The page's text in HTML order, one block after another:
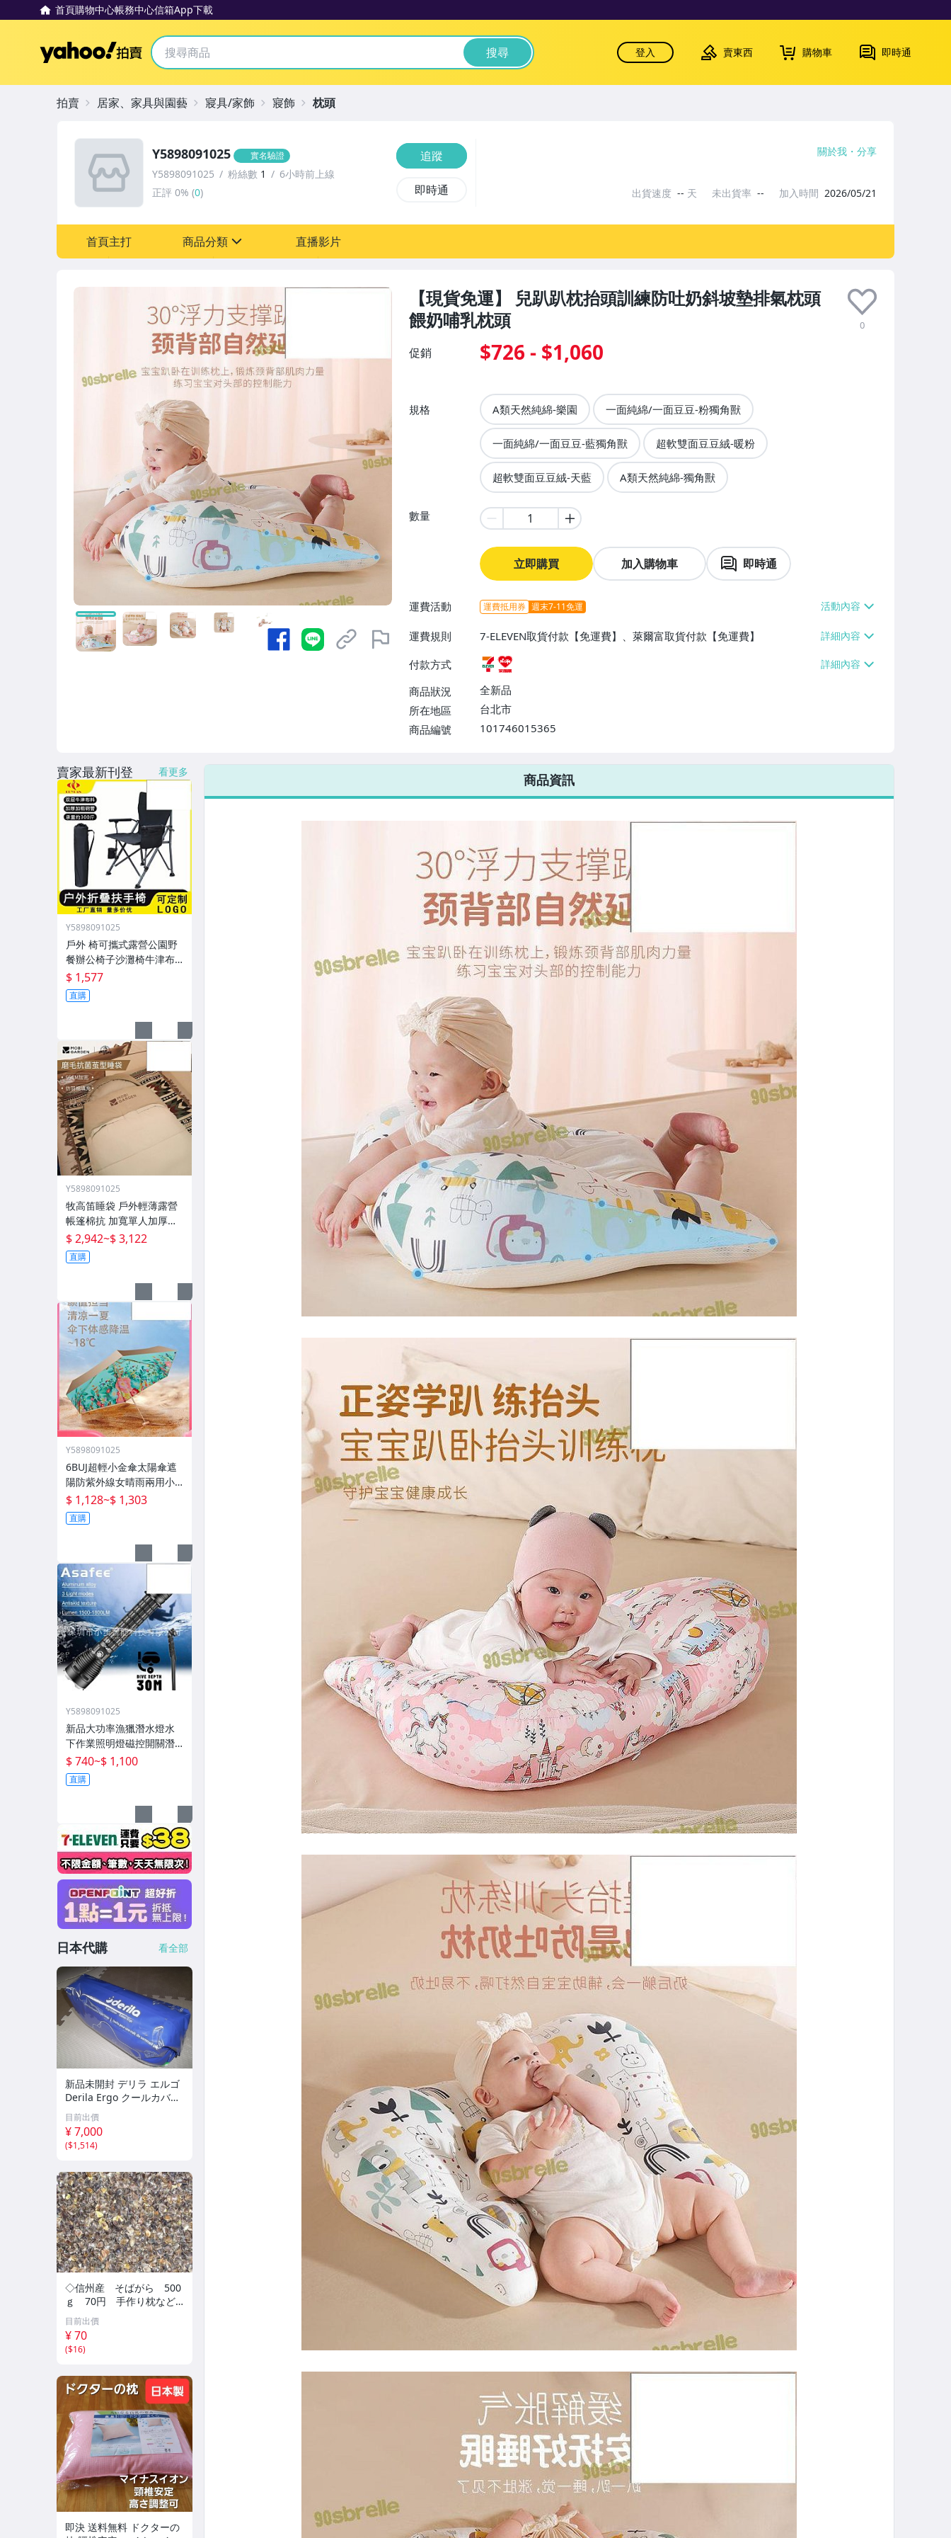
首頁購物中心帳務中心信箱App下載
Yahoo拍賣 搜尋 登入 賣東西 購物車 即時通
【現貨免運】 兒趴趴枕抬頭訓練防吐奶斜坡墊排氣枕頭
餵奶哺乳枕頭
0
促銷 $726 - $1,060
規格 A類天然純綿-樂園 一面純綿/一面豆豆-粉獨角獸
一面純綿/一面豆豆-藍獨角獸 超軟雙面豆豆絨-暖粉
超軟雙面豆豆絨-天藍 A類天然純綿-獨角獸
數量
立即購買 加入購物車 即時通
運費活動 運費抵用券 週末7-11免運
運費規則
7-ELEVEN取貨付款【免運費】、萊爾富取貨付款【免運費】
付款方式
商品狀況
全新品
所在地區
台北市
商品編號
101746015365
7-ELEVEN 運費只要38元
不限金額、筆數，筆筆優惠無限次！
Y5898091025 實名驗證
Y5898091025 粉絲數 1
6小時前上線
正評 0% (0)
追蹤
即時通
關於我 分享
出貨速度 -- 天 未出貨率 -- 加入時間 2026/05/21
首頁主打 商品分類
圖書/影音/文具
手機、配件與通訊
美容保養與彩妝
電腦、平板與周邊
相機、攝影與周邊
運動、戶外與休閒
嬰幼兒與孕婦
汽機車精品百貨
居家、家具與園藝
玩具、模型與公仔
男性精品與服飾
家電與影音視聽
直播影片
拍賣 居家、家具與園藝 寢具/家飾 寢飾 枕頭
商品資訊
賣家最新刊登 看更多
Y5898091025
戶外 椅可攜式露營公園野
餐辦公椅子沙灘椅牛津布
新款外
$ 1,577
直購
Y5898091025
牧高笛睡袋 戶外輕薄露營
帳篷棉抗 加寬單人加厚攬
月防寒被子
$ 2,942~$ 3,122
直購
Y5898091025
6BUJ超輕小金傘太陽傘遮
陽防紫外線女晴雨兩用小
巧便攜 五折傘
$ 1,128~$ 1,303
直購
Y5898091025
新品大功率漁獵潛水燈水
下作業照明燈磁控開關潛
水深度50米高流明
$ 740~$ 1,100
直購
日本代購 看全部
新品未開封 デリラ エルゴ
Derila Ergo クールカバー
付 枕 低反発 頚椎サポート
人間工学 横向き 仰向け メ
モリーフォーム 54×36cm
目前出價
¥ 7,000
($1,514)
◇信州産 そばがら 500
ｇ 70円 手作り枕など
いかがですか わが社のそ
ば粉の引いたそば殻になり
ます。(6)
目前出價
¥ 70
($16)
即決 送料無料 ドクターの